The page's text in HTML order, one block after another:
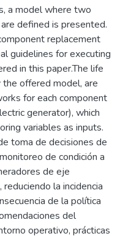
a model where two
defined is presented.
replacement
guidelines for executing
in this paper.The life
offered model, are
for each component
generator), which
variables as inputs.
toma de decisiones de
de condición a
de eje
la incidencia
de la política
del
operativo, prácticas